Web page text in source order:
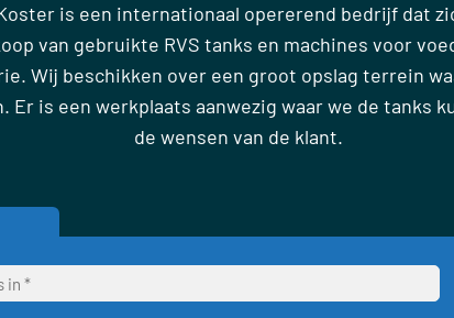
is een internationaal opererend bedrijf dat
van gebruikte RVS tanks en machines voor
Wij beschikken over een groot opslag terrein
Er is een werkplaats aanwezig waar we de tanks
de wensen van de klant.